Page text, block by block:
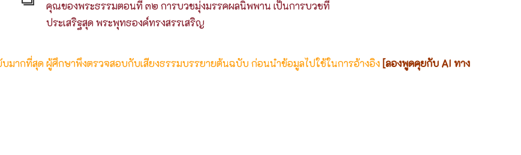
คุณของพระธรรมตอนที่ ๓๒ การบวชมุ่งมรรคผลนิพพาน เป็นการบวชที่
ประเสริฐสุด พระพุทธองค์ทรงสรรเสริญ
มากที่สุด ผู้ศึกษาพึงตรวจสอบกับเสียงธรรมบรรยายต้นฉบับ ก่อนนำข้อมูลไปใช้ในการอ้างอิง [ลองพูดคุยกับ AI ทาง